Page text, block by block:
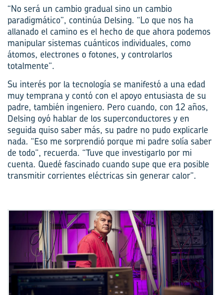
“No será un cambio gradual sino un cambio
paradigmático”, continúa Delsing. “Lo que nos ha
allanado el camino es el hecho de que ahora podemos
manipular sistemas cuánticos individuales, como
átomos, electrones o fotones, y controlarlos
totalmente”.
Su interés por la tecnología se manifestó a una edad
muy temprana y contó con el apoyo entusiasta de su
padre, también ingeniero. Pero cuando, con 12 años,
Delsing oyó hablar de los superconductores y en
seguida quiso saber más, su padre no pudo explicarle
nada. “Eso me sorprendió porque mi padre solía saber
de todo”, recuerda. “Tuve que investigarlo por mi
cuenta. Quedé fascinado cuando supe que era posible
transmitir corrientes eléctricas sin generar calor”.